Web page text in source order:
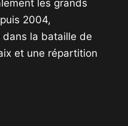
les grands
2004,
dans la bataille de
et une répartition